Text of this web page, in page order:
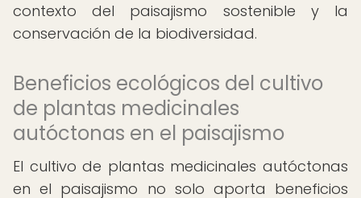
contexto del paisajismo sostenible y la
conservación de la biodiversidad.
Beneficios ecológicos del cultivo
de plantas medicinales
autóctonas en el paisajismo
El cultivo de plantas medicinales autóctonas
en el paisajismo no solo aporta beneficios